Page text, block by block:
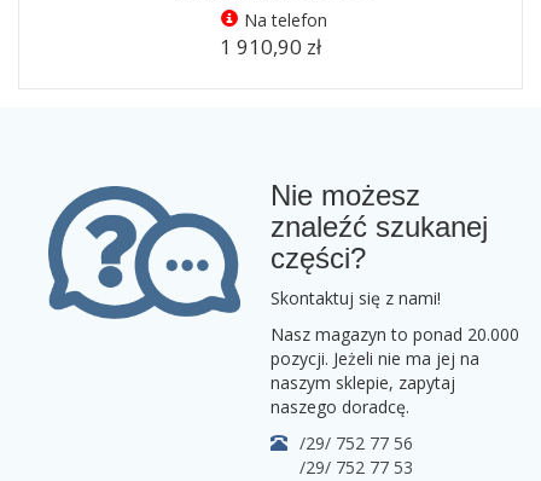
Na telefon
1 910,90 zł
Nie możesz
znaleźć szukanej
części?
Skontaktuj się z nami!
Nasz magazyn to ponad 20.000
pozycji. Jeżeli nie ma jej na
naszym sklepie, zapytaj
naszego doradcę.
/29/ 752 77 56
/29/ 752 77 53